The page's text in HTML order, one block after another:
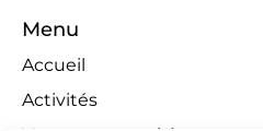
Menu
Accueil
Activités